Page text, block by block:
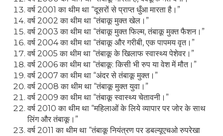
वर्ष 2001 का थीम था “दूसरों से प्राप्त धुँआ मारता है।”
वर्ष 2002 का थीम था “तंबाकू मुक्त खेल।”
वर्ष 2003 का थीम था “तंबाकू मुक्त फिल्म, तंबाकू मुक्त फैशन।”
वर्ष 2004 का थीम था “तंबाकू और गरीबी, एक पापमय वृत।”
वर्ष 2005 का थीम था “तंबाकू के खिलाफ स्वास्थ्य पेशेवर।”
वर्ष 2006 का थीम था “तंबाकू: किसी भी रुप या वेश में मौत।”
वर्ष 2007 का थीम था “अंदर से तंबाकू मुक्त।”
वर्ष 2008 का थीम था “तंबाकू मुक्त युवा।”
वर्ष 2009 का थीम था “तंबाकू स्वास्थ्य चेतावनी।”
वर्ष 2010 का थीम था “महिलाओं के लिये व्यापार पर जोर के साथ
लिंग और तंबाकू।”
वर्ष 2011 का थीम था “तंबाकू नियंत्रण पर डबल्यूएचओ रुपरेखा